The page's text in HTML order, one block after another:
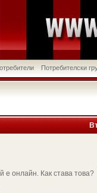
Потребителски
е онлайн. Как става това?